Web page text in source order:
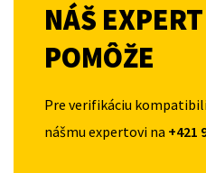
NÁŠ
POMÔŽE
Pre verifikáciu
nášmu expertovi na +421